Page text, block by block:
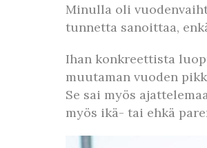
Minulla oli
tunnetta sanoittaa,
Ihan konkreettista
muutaman vuoden
Se sai myös
myös ikä- tai ehkä